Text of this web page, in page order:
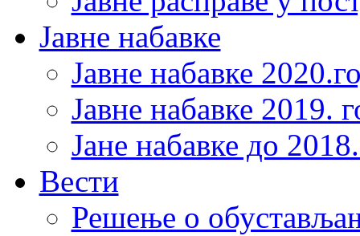
Јавне набавке
Јавне набавке
Јавне набавке 2019.
Јане набавке до
Вести
Решење о